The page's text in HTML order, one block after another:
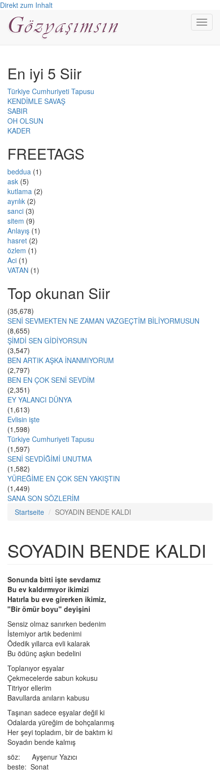
Direkt zum Inhalt
En iyi 5 Siir
Türkiye Cumhuriyeti Tapusu
KENDİMLE SAVAŞ
SABIR
OH OLSUN
KADER
FREETAGS
beddua (1)
ask (5)
kutlama (2)
ayrılık (2)
sanci (3)
sitem (9)
Anlayış (1)
hasret (2)
özlem (1)
Aci (1)
VATAN (1)
Top okunan Siir
(35,678)
SENİ SEVMEKTEN NE ZAMAN VAZGEÇTİM BİLİYORMUSUN
(8,655)
ŞİMDİ SEN GİDİYORSUN
(3,547)
BEN ARTIK AŞKA İNANMIYORUM
(2,797)
BEN EN ÇOK SENİ SEVDİM
(2,351)
EY YALANCI DÜNYA
(1,613)
Evlisin işte
(1,598)
Türkiye Cumhuriyeti Tapusu
(1,597)
SENİ SEVDİĞİMİ UNUTMA
(1,582)
YÜREĞİME EN ÇOK SEN YAKIŞTIN
(1,449)
SANA SON SÖZLERİM
Startseite
SOYADIN BENDE KALDI
SOYADIN BENDE KALDI
Sonunda bitti işte sevdamız
Bu ev kaldırmıyor ikimizi
Hatırla bu eve girerken ikimiz,
"Bir ömür boyu" deyişini
Sensiz olmaz sanırken bedenim
İstemiyor artık bedenimi
Ödedik yıllarca evli kalarak
Bu ödünç aşkın bedelini
Toplanıyor eşyalar
Çekmecelerde sabun kokusu
Titriyor ellerim
Bavullarda anıların kabusu
Taşınan sadece eşyalar değil ki
Odalarda yüreğim de bohçalanmış
Her şeyi topladım, bir de baktım ki
Soyadın bende kalmış
söz: Ayşenur Yazıcı
beste: Sonat